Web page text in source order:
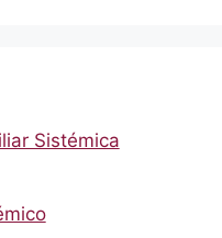
Sistémica